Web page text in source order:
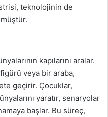
teknolojinin de
kapılarını aralar.
veya bir araba,
geçirir. Çocuklar,
yaratır, senaryolar
başlar. Bu süreç,